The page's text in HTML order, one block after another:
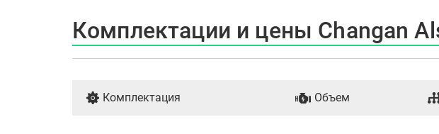
Комплектации и цены Changan
Комплектация Объем